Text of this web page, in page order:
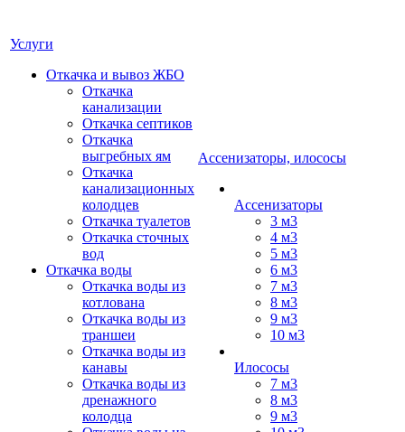
Услуги
Откачка и вывоз ЖБО
Откачка
канализации
Откачка септиков
Откачка
выгребных ям
Откачка
канализационных
колодцев
Откачка туалетов
Откачка сточных
вод
Откачка воды
Откачка воды из
котлована
Откачка воды из
траншеи
Откачка воды из
канавы
Откачка воды из
дренажного
колодца
Ассенизаторы, илососы
Ассенизаторы
3 м3
4 м3
5 м3
6 м3
7 м3
8 м3
9 м3
10 м3
Илососы
7 м3
8 м3
9 м3